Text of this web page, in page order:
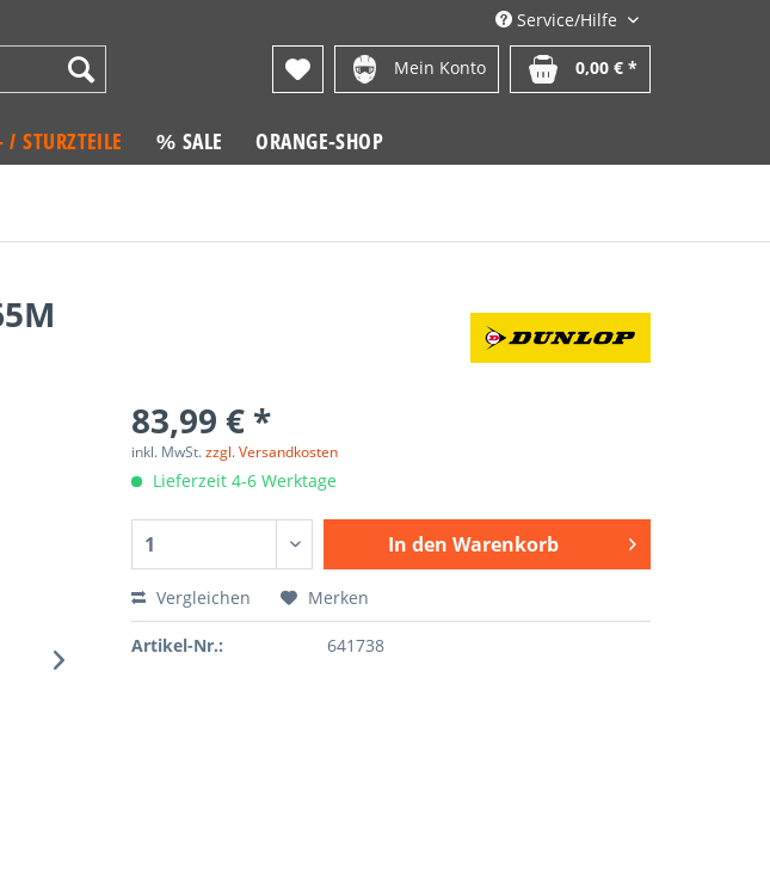
Service/Hilfe
Mein Konto 0,00 € *
STURZTEILE % SALE ORANGE-SHOP
83,99 € *
inkl. MwSt.zzgl. Versandkosten
Lieferzeit 4-6 Werktage
In den Warenkorb
Vergleichen Merken
Artikel-Nr.: 641738